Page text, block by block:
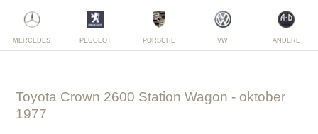
MERCEDES PEUGEOT PORSCHE VW ANDERE
Toyota Crown 2600 Station Wagon - oktober
1977